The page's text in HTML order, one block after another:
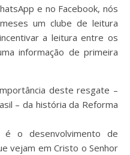
e no Facebook, nós
um clube de leitura
a leitura entre os
informação de primeira
deste resgate –
– da história da Reforma
é o desenvolvimento de
vejam em Cristo o Senhor